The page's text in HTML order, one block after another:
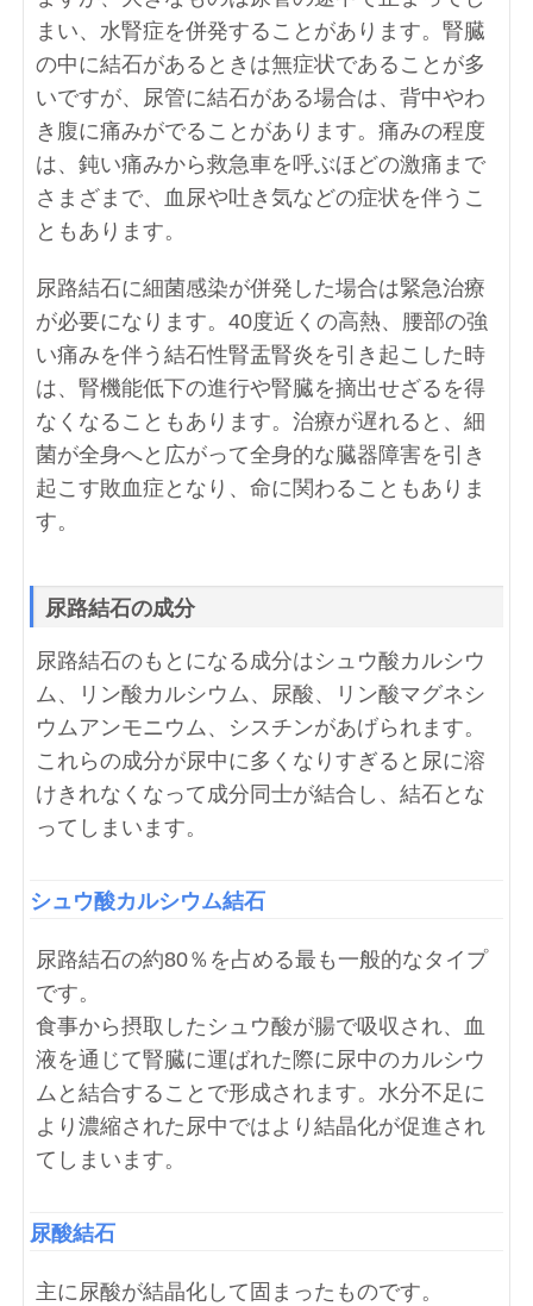
まい、水腎症を併発することがあります。腎臓
の中に結石があるときは無症状であることが多
いですが、尿管に結石がある場合は、背中やわ
き腹に痛みがでることがあります。痛みの程度
は、鈍い痛みから救急車を呼ぶほどの激痛まで
さまざまで、血尿や吐き気などの症状を伴うこ
ともあります。
尿路結石に細菌感染が併発した場合は緊急治療
が必要になります。40度近くの高熱、腰部の強
い痛みを伴う結石性腎盂腎炎を引き起こした時
は、腎機能低下の進行や腎臓を摘出せざるを得
なくなることもあります。治療が遅れると、細
菌が全身へと広がって全身的な臓器障害を引き
起こす敗血症となり、命に関わることもありま
す。
尿路結石の成分
尿路結石のもとになる成分はシュウ酸カルシウ
ム、リン酸カルシウム、尿酸、リン酸マグネシ
ウムアンモニウム、シスチンがあげられます。
これらの成分が尿中に多くなりすぎると尿に溶
けきれなくなって成分同士が結合し、結石とな
ってしまいます。
シュウ酸カルシウム結石
尿路結石の約80％を占める最も一般的なタイプ
です。
食事から摂取したシュウ酸が腸で吸収され、血
液を通じて腎臓に運ばれた際に尿中のカルシウ
ムと結合することで形成されます。水分不足に
より濃縮された尿中ではより結晶化が促進され
てしまいます。
尿酸結石
主に尿酸が結晶化して固まったものです。